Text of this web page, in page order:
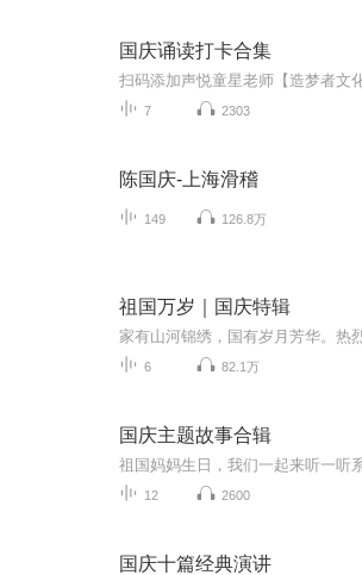
国庆诵读打卡合集
7 2303
陈国庆-上海滑稽
149 126.8万
祖国万岁｜国庆特辑
6 82.1万
国庆主题故事合辑
12 2600
国庆十篇经典演讲